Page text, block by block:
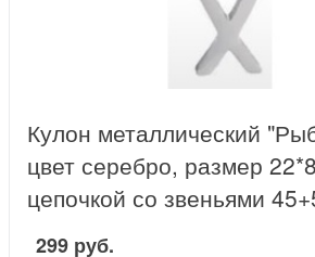
Кулон металлический
цвет серебро, размер
цепочкой со звеньями
299 руб.